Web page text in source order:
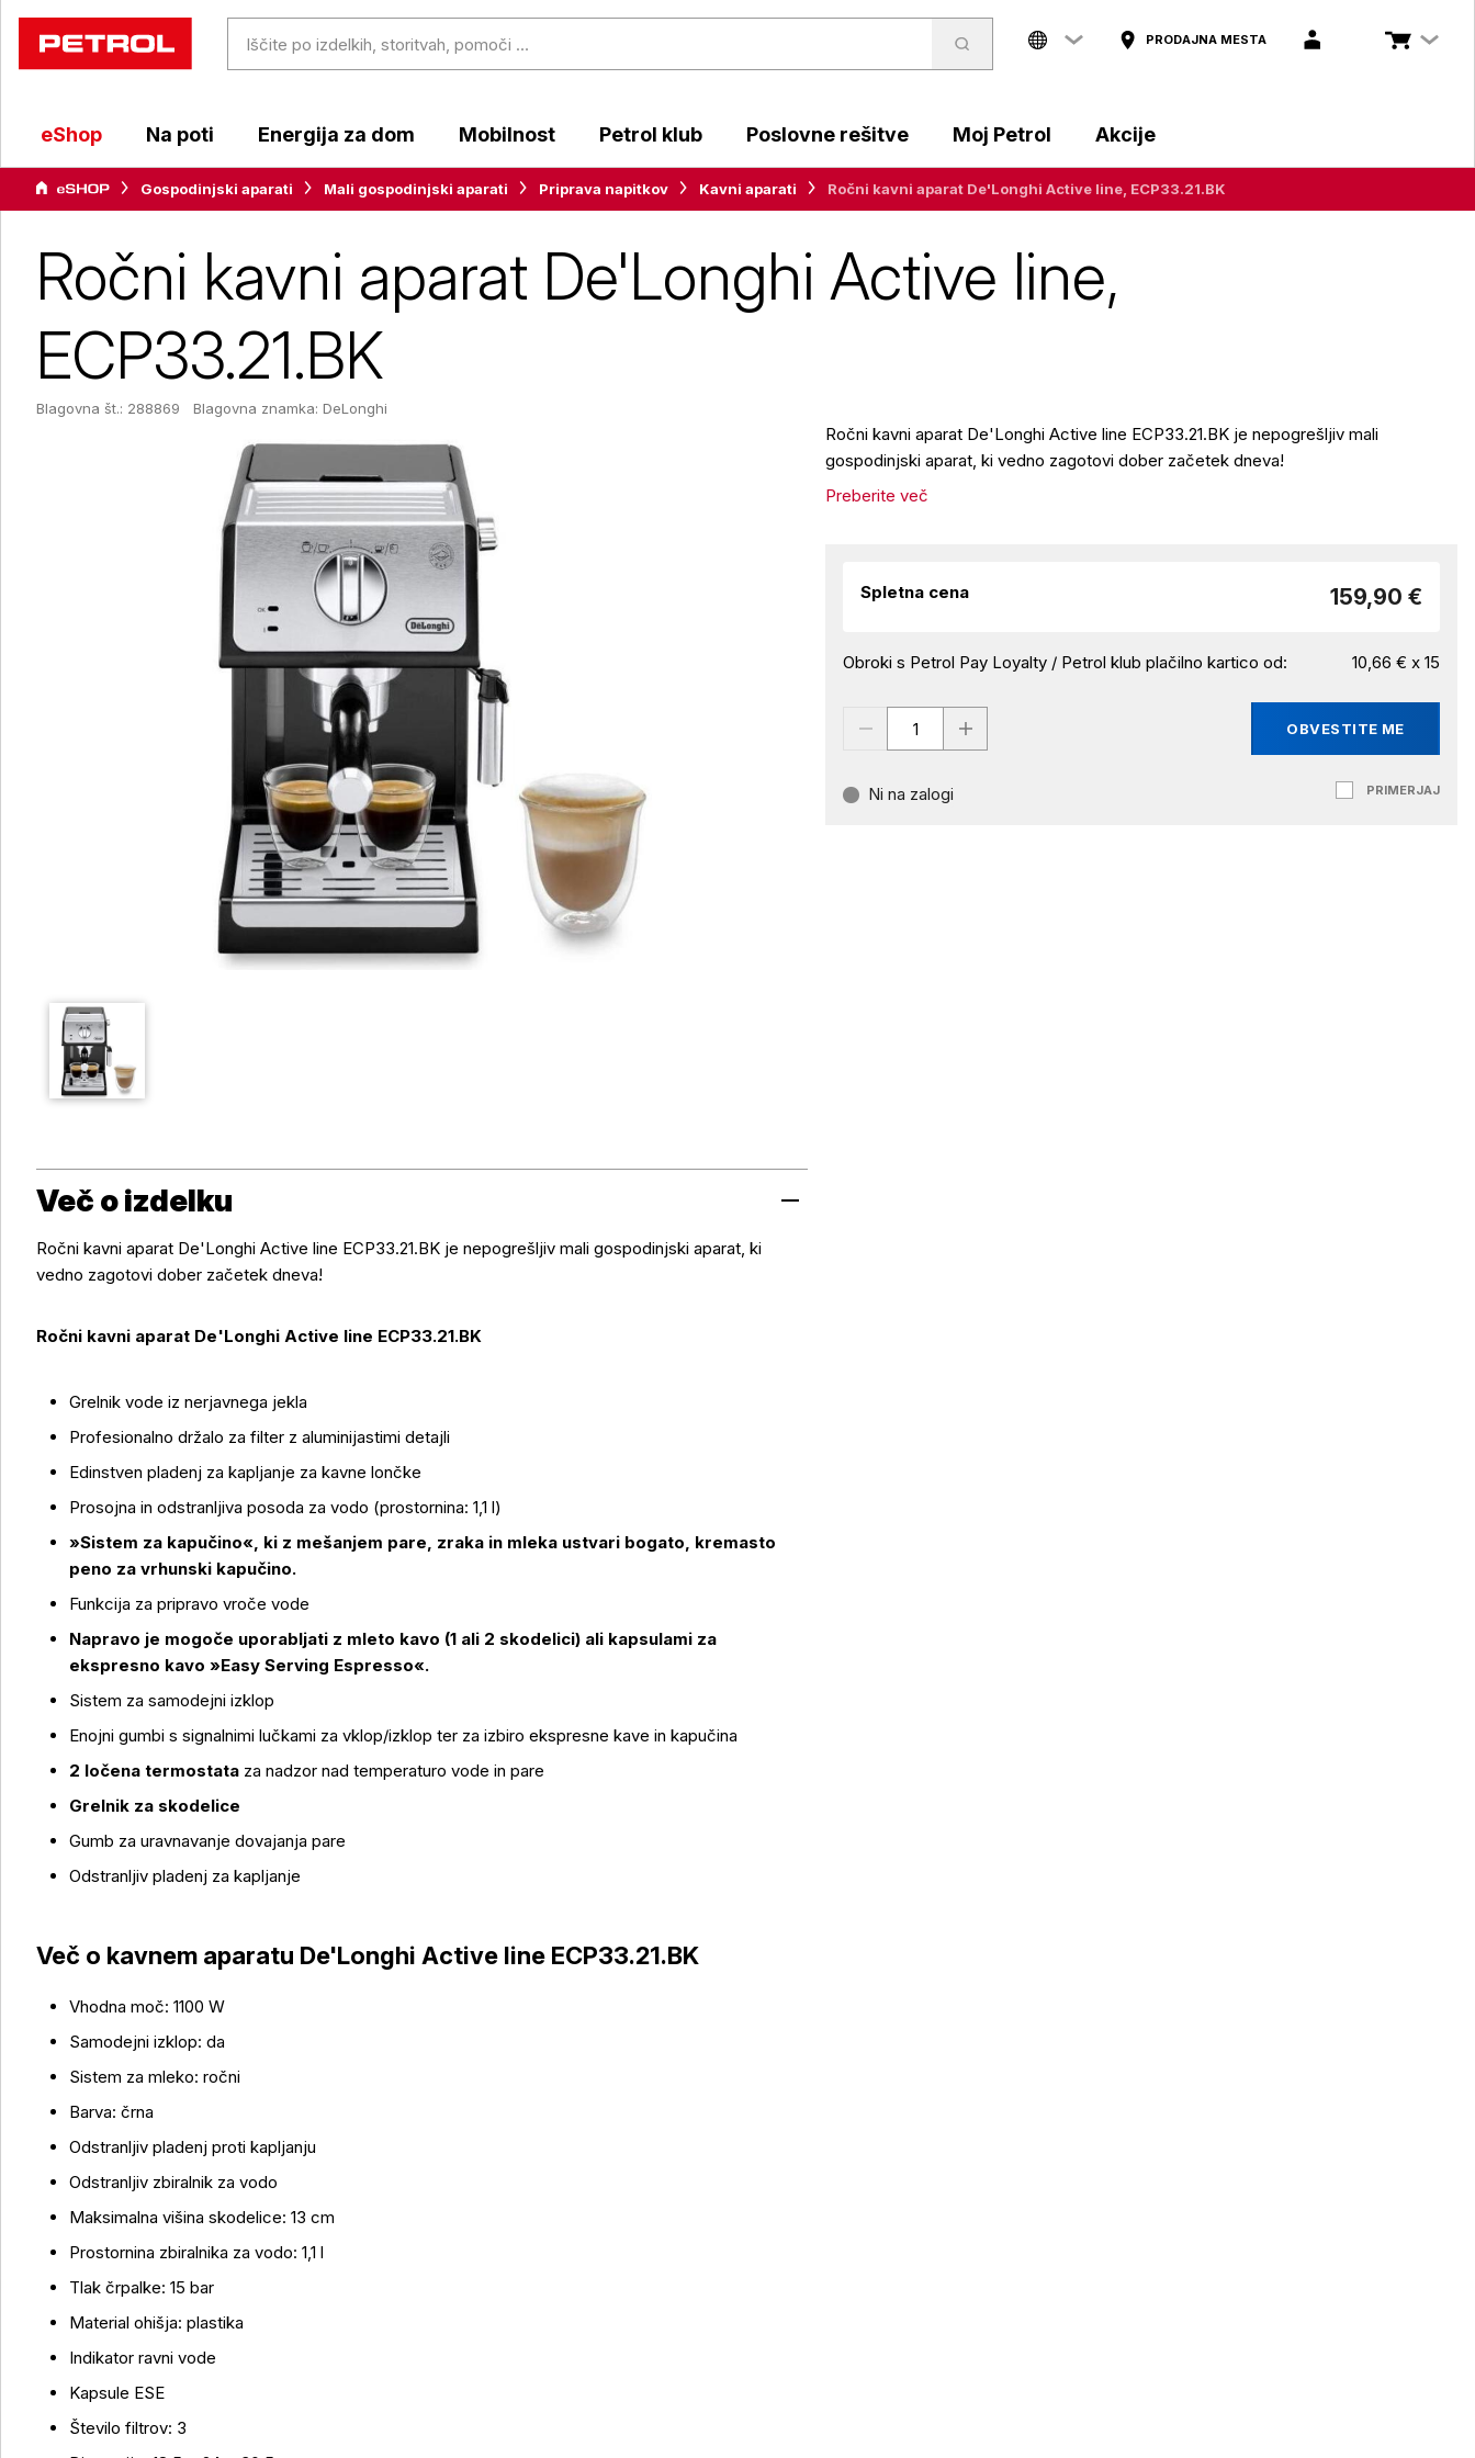
PRODAJNA MESTA
eShop Na poti Energija za dom Mobilnost Petrol klub Poslovne rešitve Moj Petrol Akcije
Gospodinjski aparati Mali gospodinjski aparati Priprava napitkov Kavni aparati Ročni kavni aparat De'Longhi Active line, ECP33.21.BK
Ročni kavni aparat De'Longhi Active line,
ECP33.21.BK
Blagovna št.: 288869 Blagovna znamka: DeLonghi
Ročni kavni aparat De'Longhi Active line ECP33.21.BK je nepogrešljiv mali
gospodinjski aparat, ki vedno zagotovi dober začetek dneva!
Preberite več
Spletna cena 159,90 €
Obroki s Petrol Pay Loyalty / Petrol klub plačilno kartico od: 10,66 € x 15
OBVESTITE ME
Ni na zalogi PRIMERJAJ
Več o izdelku
Ročni kavni aparat De'Longhi Active line ECP33.21.BK je nepogrešljiv mali gospodinjski aparat, ki
vedno zagotovi dober začetek dneva!
Ročni kavni aparat De'Longhi Active line ECP33.21.BK
Grelnik vode iz nerjavnega jekla
Profesionalno držalo za filter z aluminijastimi detajli
Edinstven pladenj za kapljanje za kavne lončke
Prosojna in odstranljiva posoda za vodo (prostornina: 1,1 l)
»Sistem za kapučino«, ki z mešanjem pare, zraka in mleka ustvari bogato, kremasto
peno za vrhunski kapučino.
Funkcija za pripravo vroče vode
Napravo je mogoče uporabljati z mleto kavo (1 ali 2 skodelici) ali kapsulami za
ekspresno kavo »Easy Serving Espresso«.
Sistem za samodejni izklop
Enojni gumbi s signalnimi lučkami za vklop/izklop ter za izbiro ekspresne kave in kapučina
2 ločena termostata za nadzor nad temperaturo vode in pare
Grelnik za skodelice
Gumb za uravnavanje dovajanja pare
Odstranljiv pladenj za kapljanje
Več o kavnem aparatu De'Longhi Active line ECP33.21.BK
Vhodna moč: 1100 W
Samodejni izklop: da
Sistem za mleko: ročni
Barva: črna
Odstranljiv pladenj proti kapljanju
Odstranljiv zbiralnik za vodo
Maksimalna višina skodelice: 13 cm
Prostornina zbiralnika za vodo: 1,1 l
Tlak črpalke: 15 bar
Material ohišja: plastika
Indikator ravni vode
Kapsule ESE
Število filtrov: 3